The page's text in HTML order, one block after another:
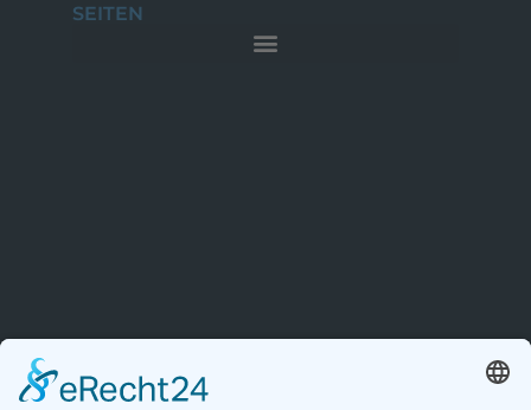
SEITEN